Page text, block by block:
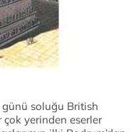
soluğu British
çok yerinden eserler